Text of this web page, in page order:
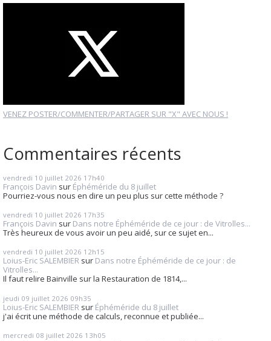
VENEZ POSTER/COMMENTER/PARTAGER SUR "X" AVEC NOUS !
Commentaires récents
vendredi 10 juillet 2026 17h40
François Davin sur Éphéméride du 8 juillet
Pourriez-vous nous en dire un peu plus sur cette méthode ?
vendredi 10 juillet 2026 17h35
François Davin sur Dans notre Éphéméride de ce jour : de Vitrolles...
Très heureux de vous avoir un peu aidé, sur ce sujet en...
vendredi 10 juillet 2026 12h15
Loius-Eric SALEMBIER sur Dans notre Éphéméride de ce jour : de
Vitrolles...
Il faut relire Bainville sur la Restauration de 1814,...
jeudi 09 juillet 2026 09h35
Loius-Eric SALEMBIER sur Éphéméride du 8 juillet
j'ai écrit une méthode de calculs, reconnue et publiée...
mercredi 08 juillet 2026 13h05